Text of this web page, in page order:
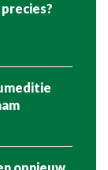
precies?